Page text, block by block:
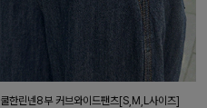
쿨한린넨8부 커브와이드팬츠[S,M,L사이즈]